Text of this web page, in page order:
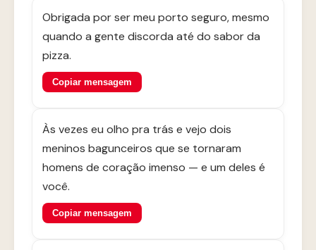
Obrigada por ser meu porto seguro, mesmo
quando a gente discorda até do sabor da
pizza.
Copiar mensagem
Às vezes eu olho pra trás e vejo dois
meninos bagunceiros que se tornaram
homens de coração imenso — e um deles é
você.
Copiar mensagem